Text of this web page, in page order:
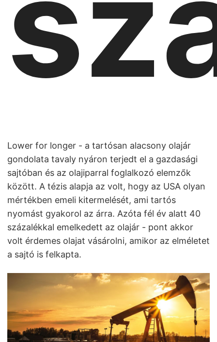
Lower for longer - a tartósan alacsony olajár
gondolata tavaly nyáron terjedt el a gazdasági
sajtóban és az olajiparral foglalkozó elemzők
között. A tézis alapja az volt, hogy az USA olyan
mértékben emeli kitermelését, ami tartós
nyomást gyakorol az árra. Azóta fél év alatt 40
százalékkal emelkedett az olajár - pont akkor
volt érdemes olajat vásárolni, amikor az elméletet
a sajtó is felkapta.